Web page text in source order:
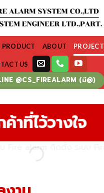
PRODUCT ABOUT PROJECT
US
@CS_FIREALARM (มี@)
าที่ไว้วางใจ